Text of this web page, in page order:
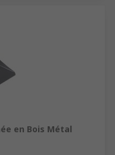
en Bois Métal